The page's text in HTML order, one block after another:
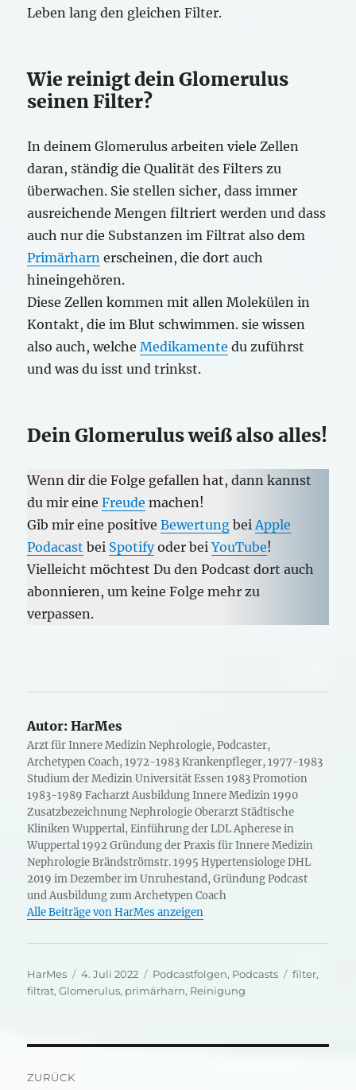
Leben lang den gleichen Filter.
Wie reinigt dein Glomerulus
seinen Filter?
In deinem Glomerulus arbeiten viele Zellen
daran, ständig die Qualität des Filters zu
überwachen. Sie stellen sicher, dass immer
ausreichende Mengen filtriert werden und dass
auch nur die Substanzen im Filtrat also dem
Primärharn erscheinen, die dort auch
hineingehören.
Diese Zellen kommen mit allen Molekülen in
Kontakt, die im Blut schwimmen. sie wissen
also auch, welcheMedikamente du zuführst
und was du isst und trinkst.
Dein Glomerulus weiß also alles!
Wenn dir die Folge gefallen hat, dann kannst
du mir eineFreude machen!
Gib mir eine positiveBewertung bei Apple
Podacast bei Spotifyoder beiYouTube!
Vielleicht möchtest Du den Podcast dort auch
abonnieren, um keine Folge mehr zu
verpassen.
Autor: HarMes
Arzt für Innere Medizin Nephrologie, Podcaster,
Archetypen Coach, 1972-1983 Krankenpfleger, 1977-1983
Studium der Medizin Universität Essen 1983 Promotion
1983-1989 Facharzt Ausbildung Innere Medizin 1990
Zusatzbezeichnung Nephrologie Oberarzt Städtische
Kliniken Wuppertal, Einführung der LDL Apherese in
Wuppertal 1992 Gründung der Praxis für Innere Medizin
Nephrologie Brändströmstr. 1995 Hypertensiologe DHL
2019 im Dezember im Unruhestand, Gründung Podcast
und Ausbildung zum Archetypen Coach
Alle Beiträge von HarMes anzeigen
Autor
HarMes
Veröffentlicht
am
4. Juli 2022 Kategorien
Podcastfolgen, Podcasts filter,
filtrat,Glomerulus, primärharn, Reinigung
ZURÜCK